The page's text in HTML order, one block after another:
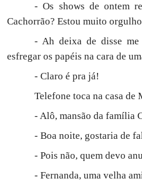
- Os shows de ontem
Cachorrão? Estou muito
- Ah deixa de disse me
esfregar os papéis na cara de
- Claro é pra já!
Telefone toca na casa de
- Alô, mansão da família
- Boa noite, gostaria de
- Pois não, quem devo
- Fernanda, uma velha